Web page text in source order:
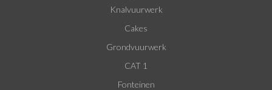
Knalvuurwerk
Cakes
Grondvuurwerk
CAT 1
Fonteinen